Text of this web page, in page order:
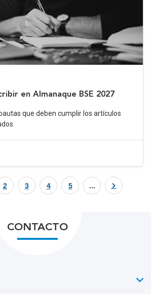
en Almanaque BSE 2027
que deben cumplir los artículos
2 3 4 5 ...
CONTACTO